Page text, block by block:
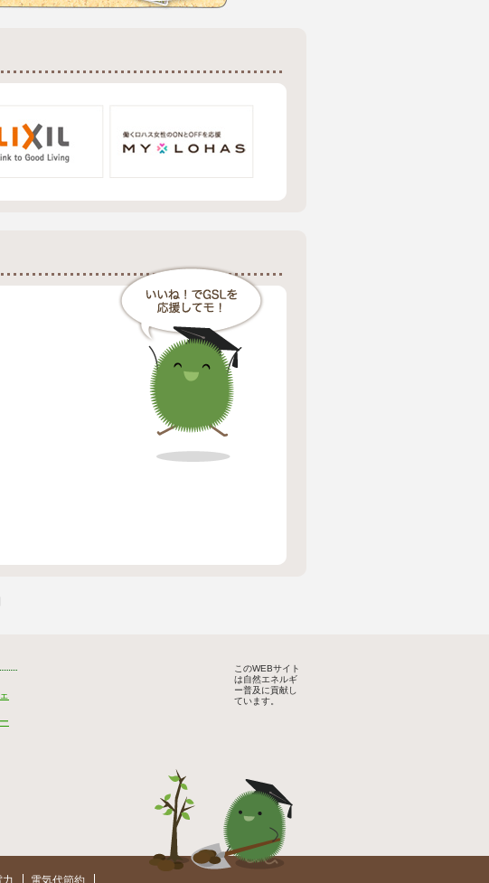
このWEBサイト
は自然エネルギ
ー普及に貢献し
ています。
力 電気代節約